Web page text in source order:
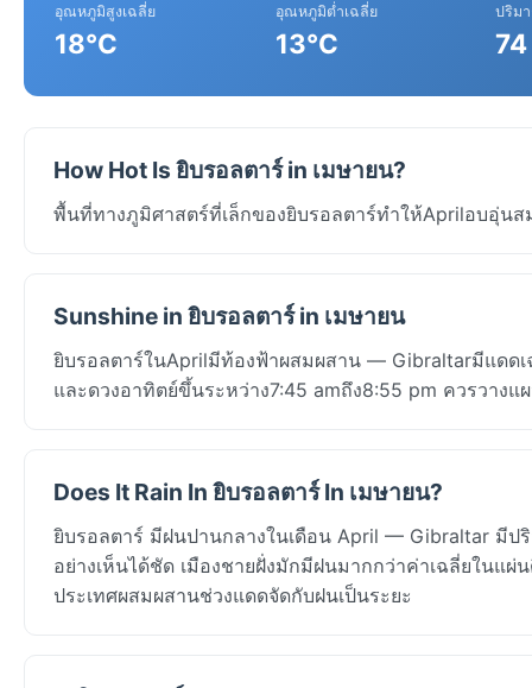
อุณหภูมิสูงเฉลี่ย
18°C
อุณหภูมิต่ำเฉลี่ย
13°C
ปริม
How Hot Is ยิบรอลตาร์ in เมษายน?
พื้นที่ทางภูมิศาสตร์ที่เล็กของยิบรอลตาร์ทำให้Aprilอบอุ่น
Sunshine in ยิบรอลตาร์ in เมษายน
ยิบรอลตาร์ในAprilมีท้องฟ้าผสมผสาน — Gibraltarมีแดด
และดวงอาทิตย์ขึ้นระหว่าง7:45 amถึง8:55 pm ควรวาง
Does It Rain In ยิบรอลตาร์ In เมษายน?
ยิบรอลตาร์ มีฝนปานกลางในเดือน April — Gibraltar มี
อย่างเห็นได้ชัด เมืองชายฝั่งมักมีฝนมากกว่าค่าเฉลี่ยใน
ประเทศผสมผสานช่วงแดดจัดกับฝนเป็นระยะ